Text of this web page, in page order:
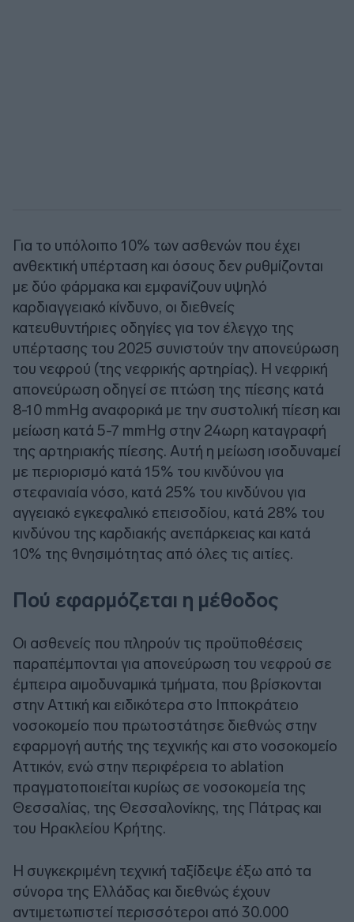
Για το υπόλοιπο 10% των ασθενών που έχει
ανθεκτική υπέρταση και όσους δεν ρυθμίζονται
με δύο φάρμακα και εμφανίζουν υψηλό
καρδιαγγειακό κίνδυνο, οι διεθνείς
κατευθυντήριες οδηγίες για τον έλεγχο της
υπέρτασης του 2025 συνιστούν την απονεύρωση
του νεφρού (της νεφρικής αρτηρίας). Η νεφρική
απονεύρωση οδηγεί σε πτώση της πίεσης κατά
8-10 mmHg αναφορικά με την συστολική πίεση και
μείωση κατά 5-7 mmHg στην 24ωρη καταγραφή
της αρτηριακής πίεσης. Αυτή η μείωση ισοδυναμεί
με περιορισμό κατά 15% του κινδύνου για
στεφανιαία νόσο, κατά 25% του κινδύνου για
αγγειακό εγκεφαλικό επεισοδίου, κατά 28% του
κινδύνου της καρδιακής ανεπάρκειας και κατά
10% της θνησιμότητας από όλες τις αιτίες.
Πού εφαρμόζεται η μέθοδος
Οι ασθενείς που πληρούν τις προϋποθέσεις
παραπέμπονται για απονεύρωση του νεφρού σε
έμπειρα αιμοδυναμικά τμήματα, που βρίσκονται
στην Αττική και ειδικότερα στο Ιπποκράτειο
νοσοκομείο που πρωτοστάτησε διεθνώς στην
εφαρμογή αυτής της τεχνικής και στο νοσοκομείο
Αττικόν, ενώ στην περιφέρεια το ablation
πραγματοποιείται κυρίως σε νοσοκομεία της
Θεσσαλίας, της Θεσσαλονίκης, της Πάτρας και
του Ηρακλείου Κρήτης.
Η συγκεκριμένη τεχνική ταξίδεψε έξω από τα
σύνορα της Ελλάδας και διεθνώς έχουν
αντιμετωπιστεί περισσότεροι από 30.000